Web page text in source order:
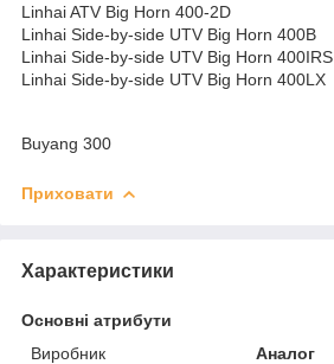
Linhai ATV Big Horn 400-2D
Linhai Side-by-side UTV Big Horn 400B
Linhai Side-by-side UTV Big Horn 400IRS
Linhai Side-by-side UTV Big Horn 400LX
Buyang 300
Приховати
Характеристики
Основні атрибути
Виробник
Аналог